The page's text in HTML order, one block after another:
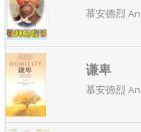
慕安德烈
谦卑
慕安德烈